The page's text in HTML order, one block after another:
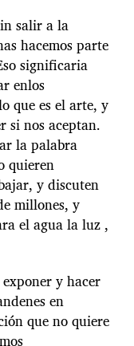
salir a la
hacemos parte
significaria
enlos
que es el arte, y
si nos aceptan.
la palabra
quieren
y discuten
millones, y
el agua la luz ,
y hacer
en
que no quiere